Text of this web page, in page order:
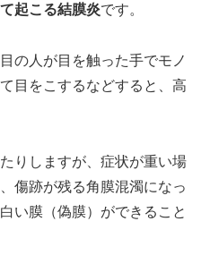
起こる結膜炎です。
の人が目を触った手でモノ
目をこするなどすると、高
りしますが、症状が重い場
傷跡が残る角膜混濁になっ
い膜（偽膜）ができること